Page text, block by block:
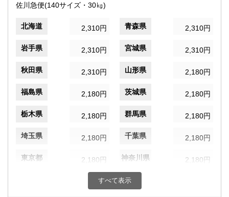
佐川急便(140サイズ・30㎏)
北海道 2,310円 青森県 2,310円
岩手県 2,310円 宮城県 2,310円
秋田県 2,310円 山形県 2,180円
福島県 2,180円 茨城県 2,180円
栃木県 2,180円 群馬県 2,180円
埼玉県 2,180円 千葉県 2,180円
東京都 2,180円 神奈川県 2,180円
2,180円 富山県
すべて表示